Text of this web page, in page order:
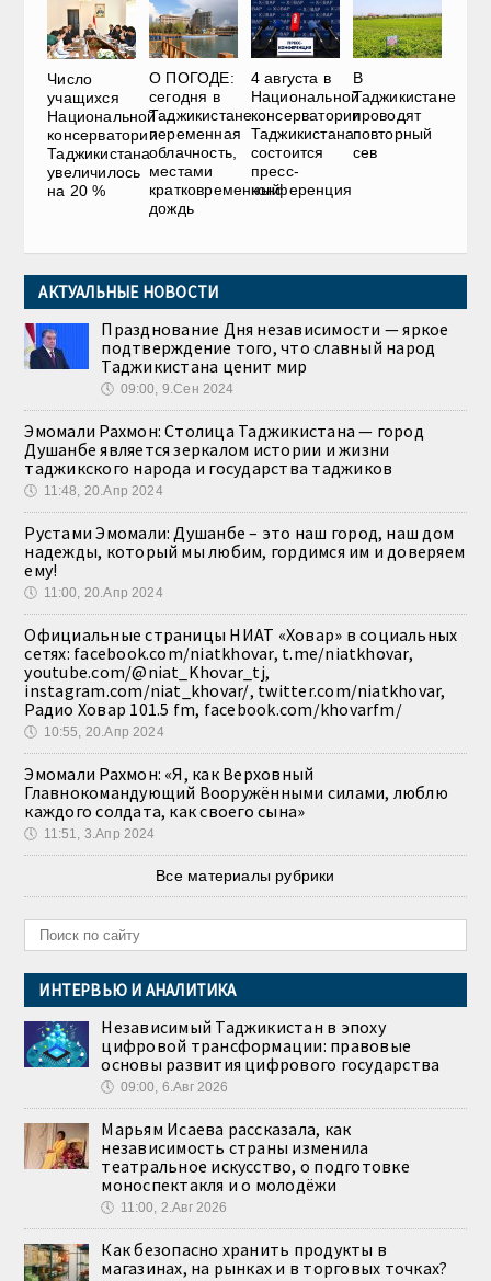
Число
учащихся
Национальной
консерватории
Таджикистана
увеличилось
на 20 %
О ПОГОДЕ:
сегодня в
Таджикистане
переменная
облачность,
местами
кратковременный
дождь
4 августа в
Национальной
консерватории
Таджикистана
состоится
пресс-
конференция
В
Таджикистане
проводят
повторный
сев
АКТУАЛЬНЫЕ НОВОСТИ
Празднование Дня независимости — яркое
подтверждение того, что славный народ
Таджикистана ценит мир
🕔 09:00, 9.Сен 2024
Эмомали Рахмон: Столица Таджикистана — город
Душанбе является зеркалом истории и жизни
таджикского народа и государства таджиков
🕔 11:48, 20.Апр 2024
Рустами Эмомали: Душанбе – это наш город, наш дом
надежды, который мы любим, гордимся им и доверяем
ему!
🕔 11:00, 20.Апр 2024
Официальные страницы НИАТ «Ховар» в социальных
сетях: facebook.com/niatkhovar, t.me/niatkhovar,
youtube.com/@niat_Khovar_tj,
instagram.com/niat_khovar/, twitter.com/niatkhovar,
Радио Ховар 101.5 fm, facebook.com/khovarfm/
🕔 10:55, 20.Апр 2024
Эмомали Рахмон: «Я, как Верховный
Главнокомандующий Вооружёнными силами, люблю
каждого солдата, как своего сына»
🕔 11:51, 3.Апр 2024
Все материалы рубрики
ИНТЕРВЬЮ И АНАЛИТИКА
Независимый Таджикистан в эпоху
цифровой трансформации: правовые
основы развития цифрового государства
🕔 09:00, 6.Авг 2026
Марьям Исаева рассказала, как
независимость страны изменила
театральное искусство, о подготовке
моноспектакля и о молодёжи
🕔 11:00, 2.Авг 2026
Как безопасно хранить продукты в
магазинах, на рынках и в торговых точках?